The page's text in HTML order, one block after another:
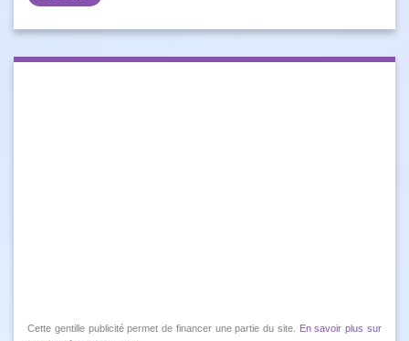
Cette gentille publicité permet de financer une partie du site.
En savoir plus sur